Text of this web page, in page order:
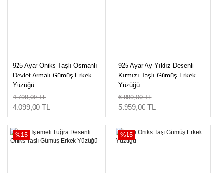
925 Ayar Oniks Taşlı Osmanlı
Devlet Armalı Gümüş Erkek
Yüzüğü
4.799,00 TL
4.099,00 TL
925 Ayar Ay Yıldız Desenli
Kırmızı Taşlı Gümüş Erkek
Yüzüğü
6.999,00 TL
5.959,00 TL
%15 %15